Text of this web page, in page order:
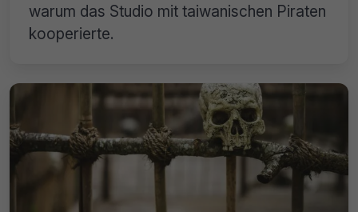
warum das Studio mit taiwanischen Piraten
kooperierte.